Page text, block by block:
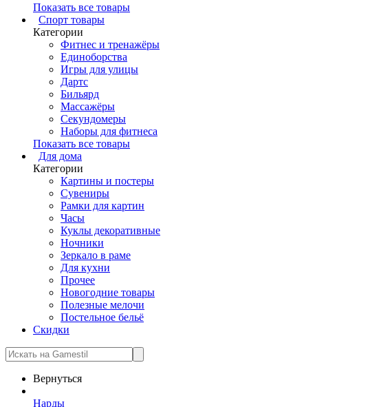
Показать все товары
Cпорт товары
Категории
Фитнес и тренажёры
Единоборства
Игры для улицы
Дартс
Бильярд
Массажёры
Секундомеры
Наборы для фитнеса
Показать все товары
Для дома
Категории
Картины и постеры
Сувениры
Рамки для картин
Часы
Куклы декоративные
Ночники
Зеркало в раме
Для кухни
Прочее
Новогодние товары
Полезные мелочи
Постельное бельё
Скидки
Вернуться
Нарды